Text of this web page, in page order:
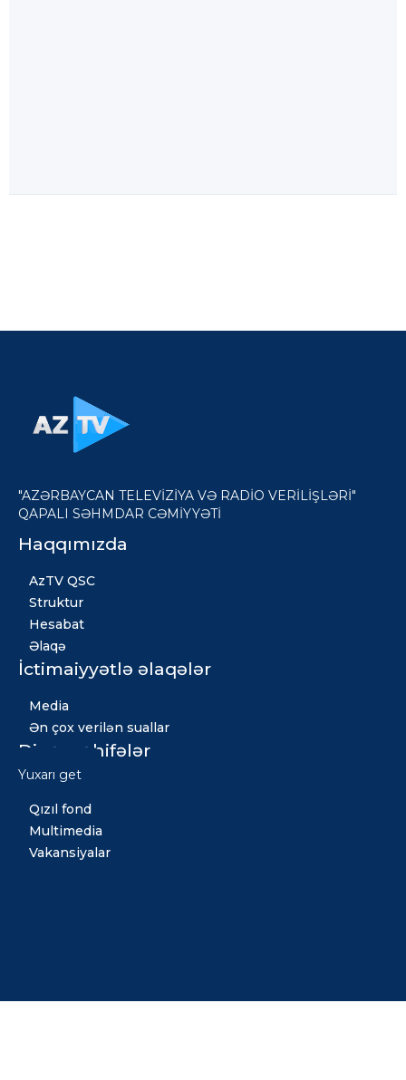
"AZƏRBAYCAN TELEVİZİYA VƏ RADİO VERİLİŞLƏRİ"
QAPALI SƏHMDAR CƏMİYYƏTİ
Haqqımızda
AzTV QSC
Struktur
Hesabat
Əlaqə
İctimaiyyətlə əlaqələr
Media
Ən çox verilən suallar
Digər səhifələr
Qızıl fond
Multimedia
Vakansiyalar
Yuxarı get